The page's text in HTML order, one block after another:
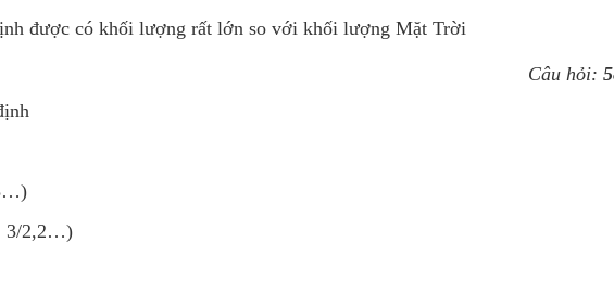
được có khối lượng rất lớn so với khối lượng Mặt Trời
Câu hỏi:
3/2,2…)